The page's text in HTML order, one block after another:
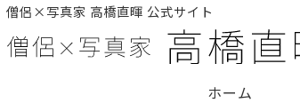
僧侶×写真家 高橋直暉 公式サイト
ホーム